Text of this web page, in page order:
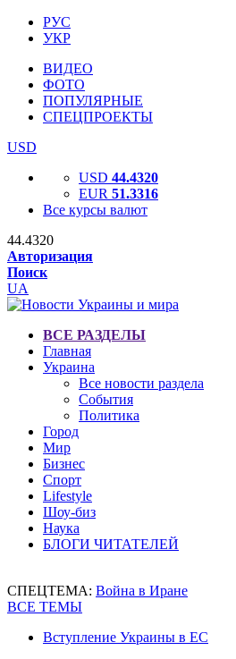
РУС
УКР
ВИДЕО
ФОТО
ПОПУЛЯРНЫЕ
СПЕЦПРОЕКТЫ
USD
USD 44.4320
EUR 51.3316
Все курсы валют
44.4320
Авторизация
Поиск
UA
ВСЕ РАЗДЕЛЫ
Главная
Украина
Все новости раздела
События
Политика
Город
Мир
Бизнес
Спорт
Lifestyle
Шоу-биз
Наука
БЛОГИ ЧИТАТЕЛЕЙ
СПЕЦТЕМА: Война в Иране
ВСЕ ТЕМЫ
Вступление Украины в ЕС